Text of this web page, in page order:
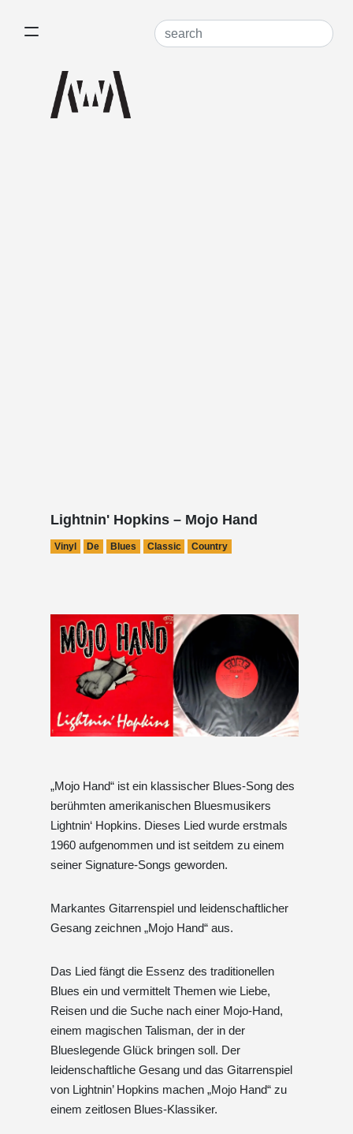
Lightnin' Hopkins – Mojo Hand
Vinyl De Blues Classic Country
„Mojo Hand“ ist ein klassischer Blues-Song des
berühmten amerikanischen Bluesmusikers
Lightnin‘ Hopkins. Dieses Lied wurde erstmals
1960 aufgenommen und ist seitdem zu einem
seiner Signature-Songs geworden.
Markantes Gitarrenspiel und leidenschaftlicher
Gesang zeichnen „Mojo Hand“ aus.
Das Lied fängt die Essenz des traditionellen
Blues ein und vermittelt Themen wie Liebe,
Reisen und die Suche nach einer Mojo-Hand,
einem magischen Talisman, der in der
Blueslegende Glück bringen soll. Der
leidenschaftliche Gesang und das Gitarrenspiel
von Lightnin’ Hopkins machen „Mojo Hand“ zu
einem zeitlosen Blues-Klassiker.